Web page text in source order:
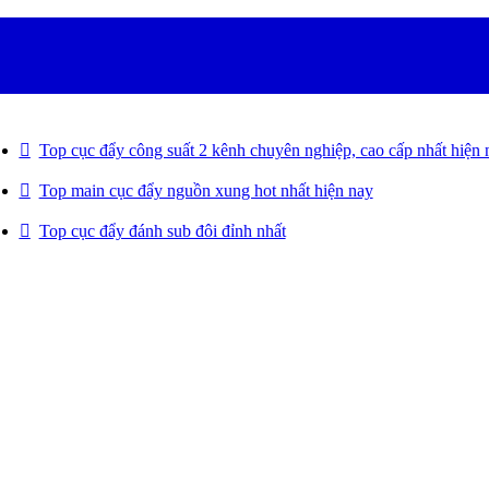
Top cục đẩy công suất 2 kênh chuyên nghiệp, cao cấp nhất hiện
Top main cục đẩy nguồn xung hot nhất hiện nay
Top cục đẩy đánh sub đôi đỉnh nhất